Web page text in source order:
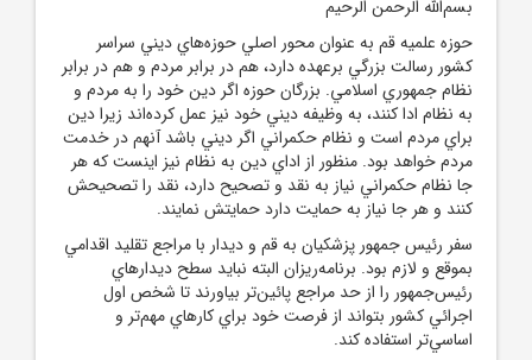
بسم‌الله الرحمن الرحيم
حوزه علميه قم به عنوان محور اصلي حوزه‌هاي ديني سراسر
کشور رسالت بزرگي برعهده دارد، هم در برابر مردم و هم در برابر
نظام جمهوري اسلامي. بزرگان حوزه اگر دين خود را به مردم و
به نظام ادا کنند، به وظيفه ديني خود نيز عمل کرده‌اند زيرا دين
براي مردم است و نظام حکمراني اگر ديني باشد آنهم در خدمت
مردم خواهد بود. منظور از اداي دين به نظام نيز اينست که هر
جا نظام حکمراني نياز به نقد و تصحيح دارد، نقد را تصحيحش
کنند و هر جا نياز به حمايت دارد حمايتش نمايند.
سفر رئيس ‌جمهور پزشکيان به قم و ديدار با مراجع تقليد اقدامي
بموقع و لازم بود. برنامه‌ريزان البته نبايد سطح ديدارهاي
رئيس‌جمهور را از حد مراجع پائين‌تر بياورند تا شخص اول
اجرائي کشور بتواند از فرصت خود براي کارهاي مهم‌تر و
اساسي‌تر استفاده کند.